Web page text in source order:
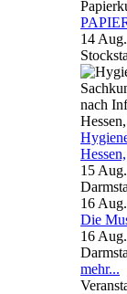
14
Hessen,
15
16 Aug.
Die
16
mehr...